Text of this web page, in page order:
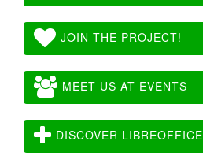
JOIN THE PROJECT!
MEET US AT EVENTS
DISCOVER LIBREOFFICE